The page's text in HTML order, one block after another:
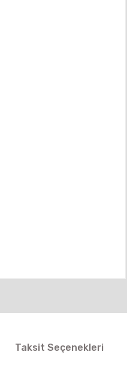
Taksit Seçenekleri